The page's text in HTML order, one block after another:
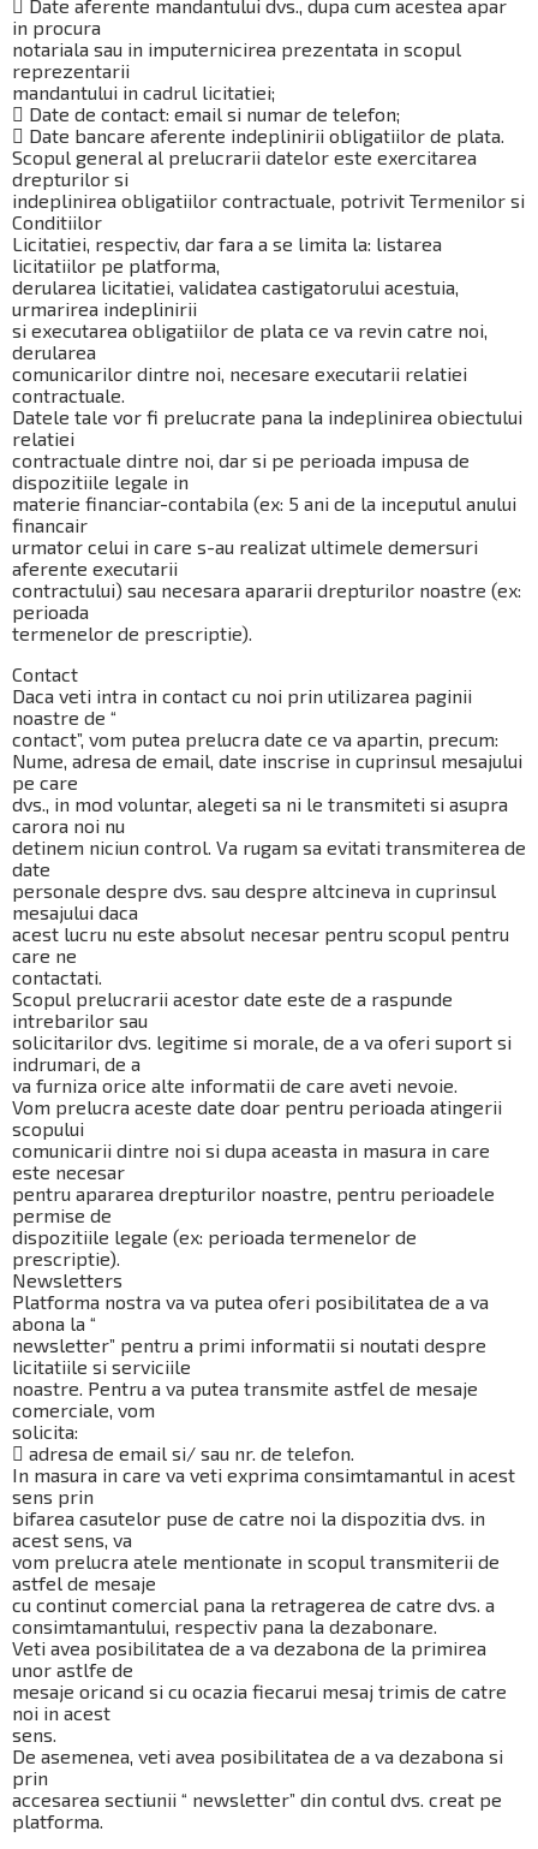
 Date aferente mandantului dvs., dupa cum acestea apar
in procura
notariala sau in imputernicirea prezentata in scopul
reprezentarii
mandantului in cadrul licitatiei;
 Date de contact: email si numar de telefon;
 Date bancare aferente indeplinirii obligatiilor de plata.
Scopul general al prelucrarii datelor este exercitarea
drepturilor si
indeplinirea obligatiilor contractuale, potrivit Termenilor si
Conditiilor
Licitatiei, respectiv, dar fara a se limita la: listarea
licitatiilor pe platforma,
derularea licitatiei, validatea castigatorului acestuia,
urmarirea indeplinirii
si executarea obligatiilor de plata ce va revin catre noi,
derularea
comunicarilor dintre noi, necesare executarii relatiei
contractuale.
Datele tale vor fi prelucrate pana la indeplinirea obiectului
relatiei
contractuale dintre noi, dar si pe perioada impusa de
dispozitiile legale in
materie financiar-contabila (ex: 5 ani de la inceputul anului
financair
urmator celui in care s-au realizat ultimele demersuri
aferente executarii
contractului) sau necesara apararii drepturilor noastre (ex:
perioada
termenelor de prescriptie).
Contact
Daca veti intra in contact cu noi prin utilizarea paginii
noastre de “
contact”, vom putea prelucra date ce va apartin, precum:
Nume, adresa de email, date inscrise in cuprinsul mesajului
pe care
dvs., in mod voluntar, alegeti sa ni le transmiteti si asupra
carora noi nu
detinem niciun control. Va rugam sa evitati transmiterea de
date
personale despre dvs. sau despre altcineva in cuprinsul
mesajului daca
acest lucru nu este absolut necesar pentru scopul pentru
care ne
contactati.
Scopul prelucrarii acestor date este de a raspunde
intrebarilor sau
solicitarilor dvs. legitime si morale, de a va oferi suport si
indrumari, de a
va furniza orice alte informatii de care aveti nevoie.
Vom prelucra aceste date doar pentru perioada atingerii
scopului
comunicarii dintre noi si dupa aceasta in masura in care
este necesar
pentru apararea drepturilor noastre, pentru perioadele
permise de
dispozitiile legale (ex: perioada termenelor de
prescriptie).
Newsletters
Platforma nostra va va putea oferi posibilitatea de a va
abona la “
newsletter” pentru a primi informatii si noutati despre
licitatiile si serviciile
noastre. Pentru a va putea transmite astfel de mesaje
comerciale, vom
solicita:
 adresa de email si/ sau nr. de telefon.
In masura in care va veti exprima consimtamantul in acest
sens prin
bifarea casutelor puse de catre noi la dispozitia dvs. in
acest sens, va
vom prelucra atele mentionate in scopul transmiterii de
astfel de mesaje
cu continut comercial pana la retragerea de catre dvs. a
consimtamantului, respectiv pana la dezabonare.
Veti avea posibilitatea de a va dezabona de la primirea
unor astlfe de
mesaje oricand si cu ocazia fiecarui mesaj trimis de catre
noi in acest
sens.
De asemenea, veti avea posibilitatea de a va dezabona si
prin
accesarea sectiunii “ newsletter” din contul dvs. creat pe
platforma.